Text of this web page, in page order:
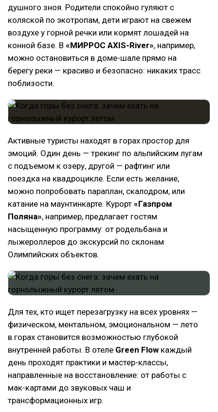
душного зноя. Родители спокойно гуляют с
коляской по экотропам, дети играют на свежем
воздухе у горной речки или кормят лошадей на
конной базе. В «МИРРОС AXIS-River», например,
можно остановиться в доме-шале прямо на
берегу реки — красиво и безопасно: никаких трасс
поблизости.
Активные туристы находят в горах простор для
эмоций. Один день — трекинг по альпийским лугам
с подъемом к озеру, другой — рафтинг или
поездка на квадроцикле. Если есть желание,
можно попробовать параплан, скалодром, или
катание на маунтинкарте. Курорт «Газпром
Поляна», например, предлагает гостям
насыщенную программу: от родельбана и
лыжероллеров до экскурсий по склонам
Олимпийских объектов.
Для тех, кто ищет перезагрузку на всех уровнях —
физическом, ментальном, эмоциональном — лето
в горах становится возможностью глубокой
внутренней работы. В отеле Green Flow каждый
день проходят практики и мастер-классы,
направленные на восстановление: от работы с
мак-картами до звуковых чаш и
трансформационных игр.